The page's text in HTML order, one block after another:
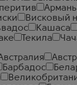
Висковый
Кашаса
Текила
Барбадос